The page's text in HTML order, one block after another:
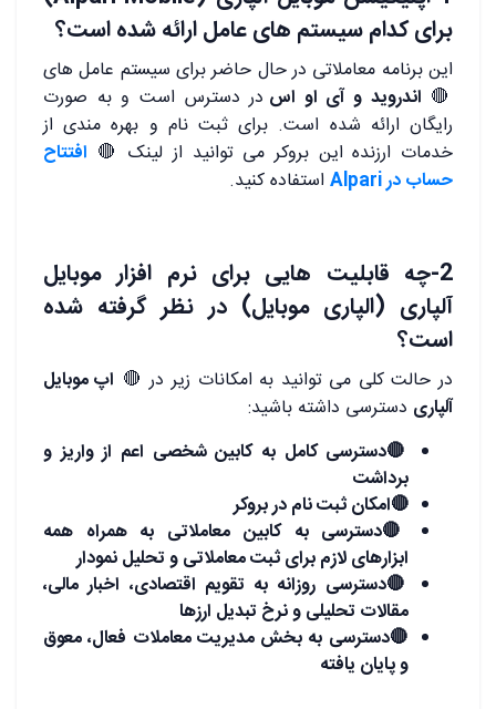
برای کدام سیستم های عامل ارائه شده است؟
این برنامه معاملاتی در حال حاضر برای سیستم عامل های
🔴 اندروید و آی او اس در دسترس است و به صورت
رایگان ارائه شده است. برای ثبت نام و بهره مندی از
خدمات ارزنده این بروکر می توانید از لینک 🔴 افتتاح
حساب در Alpari
استفاده کنید.
2-چه قابلیت هایی برای نرم افزار موبایل
آلپاری (الپاری موبایل) در نظر گرفته شده
است؟
در حالت کلی می توانید به امکانات زیر در 🔴 اپ موبایل
آلپاری دسترسی داشته باشید:
🔴دسترسی کامل به کابین شخصی اعم از واریز و
برداشت
🔴امکان ثبت نام در بروکر
🔴دسترسی به کابین معاملاتی به همراه همه
ابزارهای لازم برای ثبت معاملاتی و تحلیل نمودار
🔴دسترسی روزانه به تقویم اقتصادی، اخبار مالی،
مقالات تحلیلی و نرخ تبدیل ارزها
🔴دسترسی به بخش مدیریت معاملات فعال، معوق
و پایان یافته